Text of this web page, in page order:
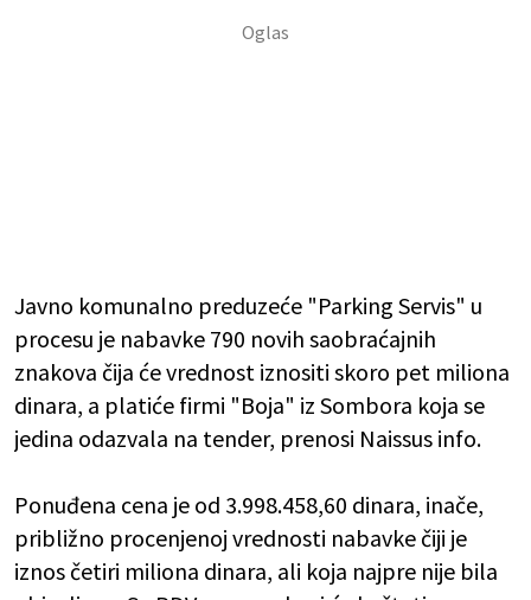
Javno komunalno preduzeće "Parking Servis" u
procesu je nabavke 790 novih saobraćajnih
znakova čija će vrednost iznositi skoro pet miliona
dinara, a platiće firmi "Boja" iz Sombora koja se
jedina odazvala na tender, prenosi Naissus info.
Ponuđena cena je od 3.998.458,60 dinara, inače,
približno procenjenoj vrednosti nabavke čiji je
iznos četiri miliona dinara, ali koja najpre nije bila